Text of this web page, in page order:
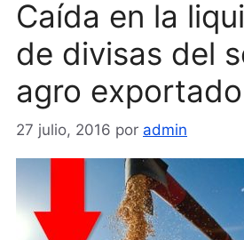
Caída en la
de divisas del
agro
27 julio, 2016 por admin